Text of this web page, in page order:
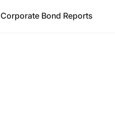
Corporate Bond Reports